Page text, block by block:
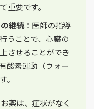
重要です。
継続： 医師の指導
うことで、心臓の
させることができ
酸素運動（ウォー
。
薬は、症状がなく